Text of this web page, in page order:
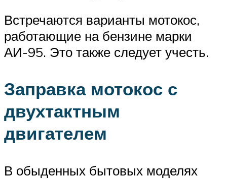
Встречаются варианты мотокос,
работающие на бензине марки
АИ-95. Это также следует учесть.
Заправка мотокос с
двухтактным
двигателем
В обыденных бытовых моделях